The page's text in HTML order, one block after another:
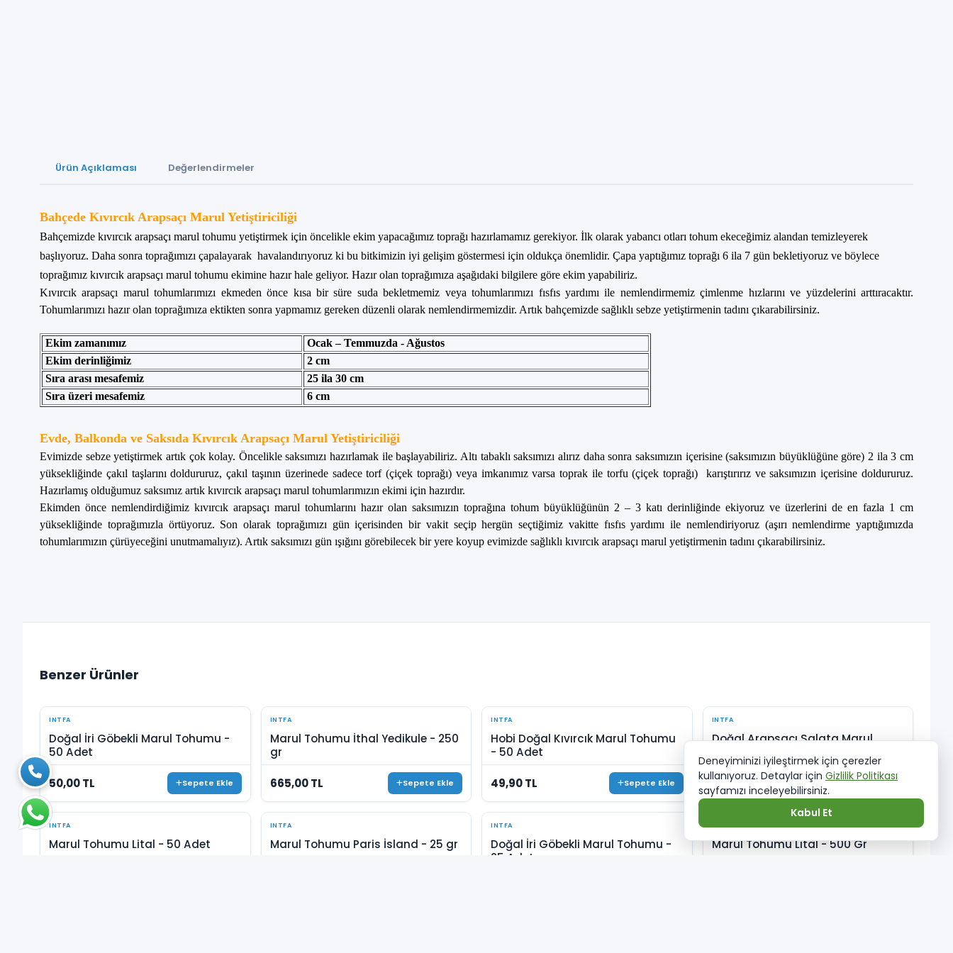
Ürün Açıklaması Değerlendirmeler
Bahçede Kıvırcık Arapsaçı Marul Yetiştiriciliği
Bahçemizde kıvırcık arapsaçı marul tohumu yetiştirmek için öncelikle ekim yapacağımız toprağı hazırlamamız gerekiyor. İlk olarak yabancı otları tohum ekeceğimiz alandan temizleyerek
başlıyoruz. Daha sonra toprağımızı çapalayarak havalandırıyoruz ki bu bitkimizin iyi gelişim göstermesi için oldukça önemlidir. Çapa yaptığımız toprağı 6 ila 7 gün bekletiyoruz ve böylece
toprağımız kıvırcık arapsaçı marul tohumu ekimine hazır hale geliyor. Hazır olan toprağımıza aşağıdaki bilgilere göre ekim yapabiliriz.
Kıvırcık arapsaçı marul tohumlarımızı ekmeden önce kısa bir süre suda bekletmemiz veya tohumlarımızı fısfıs yardımı ile nemlendirmemiz çimlenme hızlarını ve yüzdelerini arttıracaktır.
Tohumlarımızı hazır olan toprağımıza ektikten sonra yapmamız gereken düzenli olarak nemlendirmemizdir. Artık bahçemizde sağlıklı sebze yetiştirmenin tadını çıkarabilirsiniz.
Ekim zamanımız
Ocak – Temmuzda - Ağustos
Ekim derinliğimiz
2 cm
Sıra arası mesafemiz
25 ila 30 cm
Sıra üzeri mesafemiz
6 cm
Evde, Balkonda ve Saksıda Kıvırcık Arapsaçı Marul Yetiştiriciliği
Evimizde sebze yetiştirmek artık çok kolay. Öncelikle saksımızı hazırlamak ile başlayabiliriz. Altı tabaklı saksımızı alırız daha sonra saksımızın içerisine (saksımızın büyüklüğüne göre) 2 ila 3 cm
yüksekliğinde çakıl taşlarını doldururuz, çakıl taşının üzerinede sadece torf (çiçek toprağı) veya imkanımız varsa toprak ile torfu (çiçek toprağı) karıştırırız ve saksımızın içerisine doldururuz.
Hazırlamış olduğumuz saksımız artık kıvırcık arapsaçı marul tohumlarımızın ekimi için hazırdır.
Ekimden önce nemlendirdiğimiz kıvırcık arapsaçı marul tohumlarını hazır olan saksımızın toprağına tohum büyüklüğünün 2 – 3 katı derinliğinde ekiyoruz ve üzerlerini de en fazla 1 cm
yüksekliğinde toprağımızla örtüyoruz. Son olarak toprağımızı gün içerisinden bir vakit seçip hergün seçtiğimiz vakitte fısfıs yardımı ile nemlendiriyoruz (aşırı nemlendirme yaptığımızda
tohumlarımızın çürüyeceğini unutmamalıyız). Artık saksımızı gün ışığını görebilecek bir yere koyup evimizde sağlıklı kıvırcık arapsaçı marul yetiştirmenin tadını çıkarabilirsiniz.
Benzer Ürünler
INTFA
Doğal İri Göbekli Marul Tohumu -
50 Adet
50,00 TL Sepete Ekle
INTFA
Marul Tohumu İthal Yedikule - 250
gr
665,00 TL Sepete Ekle
INTFA
Hobi Doğal Kıvırcık Marul Tohumu
- 50 Adet
49,90 TL Sepete Ekle
INTFA
Doğal Arapsaçı Salata Marul
162,00 TL Sepete Ekle
INTFA
Marul Tohumu Lital - 50 Adet
INTFA
Marul Tohumu Paris İsland - 25 gr
INTFA
Doğal İri Göbekli Marul Tohumu -
25 Adet
Marul Tohumu Lital - 500 Gr
Deneyiminizi iyileştirmek için çerezler
kullanıyoruz. Detaylar için Gizlilik Politikası
sayfamızı inceleyebilirsiniz.
Kabul Et